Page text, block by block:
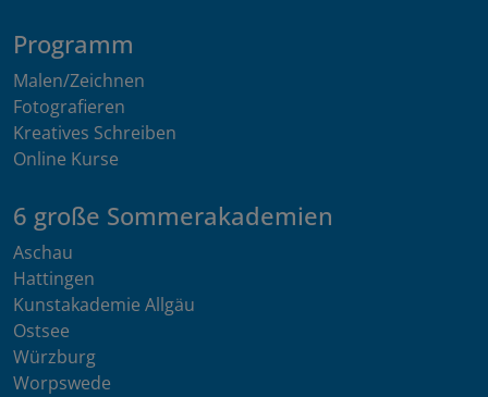
Programm
Malen/Zeichnen
Fotografieren
Kreatives Schreiben
Online Kurse
6 große Sommerakademien
Aschau
Hattingen
Kunstakademie Allgäu
Ostsee
Würzburg
Worpswede